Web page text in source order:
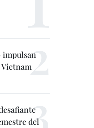
impulsan
del